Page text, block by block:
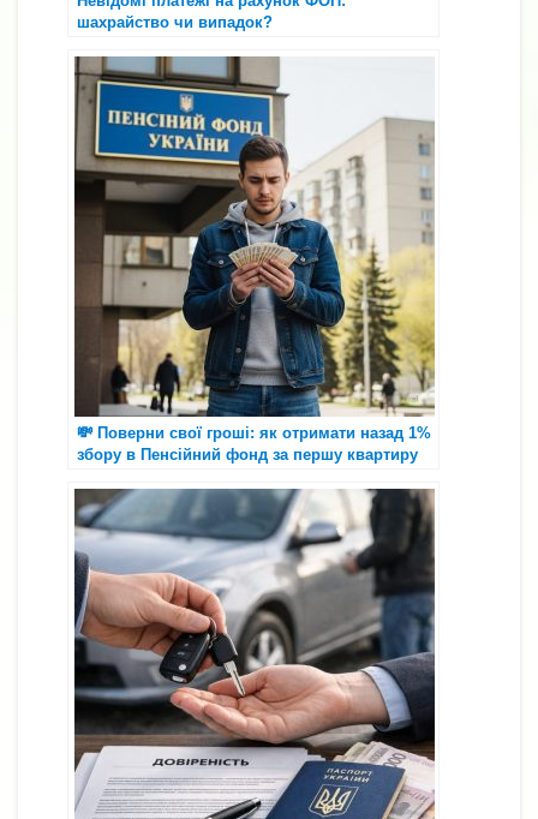
шахрайство чи випадок?
💸 Поверни свої гроші: як отримати назад 1%
збору в Пенсійний фонд за першу квартиру